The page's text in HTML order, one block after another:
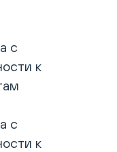
с
к
с
к